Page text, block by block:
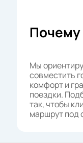
Почему
Мы
совместить
комфорт и
поездки.
так, чтобы
маршрут под